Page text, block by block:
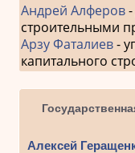
Андрей Алферов-
строительными
Арзу Фаталиев-
капитального
Алексей